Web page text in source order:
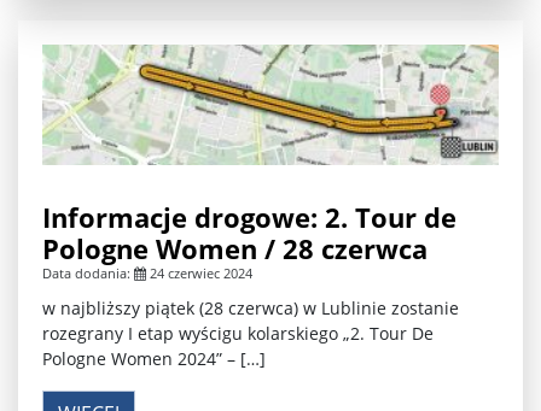
Informacje drogowe: 2. Tour de
Pologne Women / 28 czerwca
Data dodania: 24 czerwiec 2024
w najbliższy piątek (28 czerwca) w Lublinie zostanie
rozegrany I etap wyścigu kolarskiego „2. Tour De
Pologne Women 2024” – […]